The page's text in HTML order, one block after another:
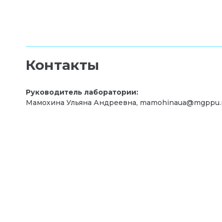
Контакты
Руководитель лаборатории:
Мамохина Ульяна Андреевна,